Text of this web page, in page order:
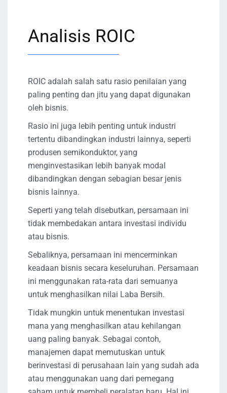
Analisis ROIC
ROIC adalah salah satu rasio penilaian yang
paling penting dan jitu yang dapat digunakan
oleh bisnis.
Rasio ini juga lebih penting untuk industri
tertentu dibandingkan industri lainnya, seperti
produsen semikonduktor, yang
menginvestasikan lebih banyak modal
dibandingkan dengan sebagian besar jenis
bisnis lainnya.
Seperti yang telah disebutkan, persamaan ini
tidak membedakan antara investasi individu
atau bisnis.
Sebaliknya, persamaan ini mencerminkan
keadaan bisnis secara keseluruhan. Persamaan
ini menggunakan rata-rata dari semuanya
untuk menghasilkan nilai Laba Bersih.
Tidak mungkin untuk menentukan investasi
mana yang menghasilkan atau kehilangan
uang paling banyak. Sebagai contoh,
manajemen dapat memutuskan untuk
berinvestasi di perusahaan lain yang sudah ada
atau menggunakan uang dari pemegang